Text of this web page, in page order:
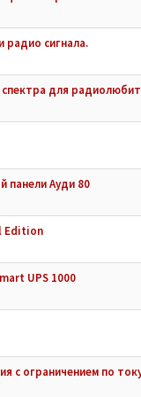
радио сигнала.
для
панели Ауди 80
Edition
UPS 1000
с ограничением по